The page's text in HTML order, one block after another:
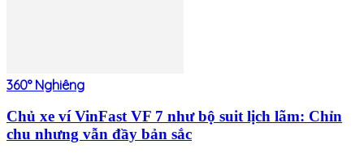
360° Nghiêng
Chủ xe ví VinFast VF 7 như bộ suit lịch lãm: Chỉn
chu nhưng vẫn đầy bản sắc